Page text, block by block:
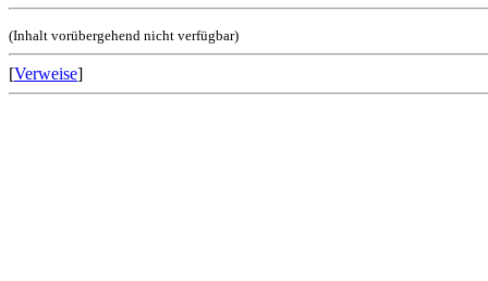
(Inhalt vorübergehend nicht verfügbar)
[Verweise]